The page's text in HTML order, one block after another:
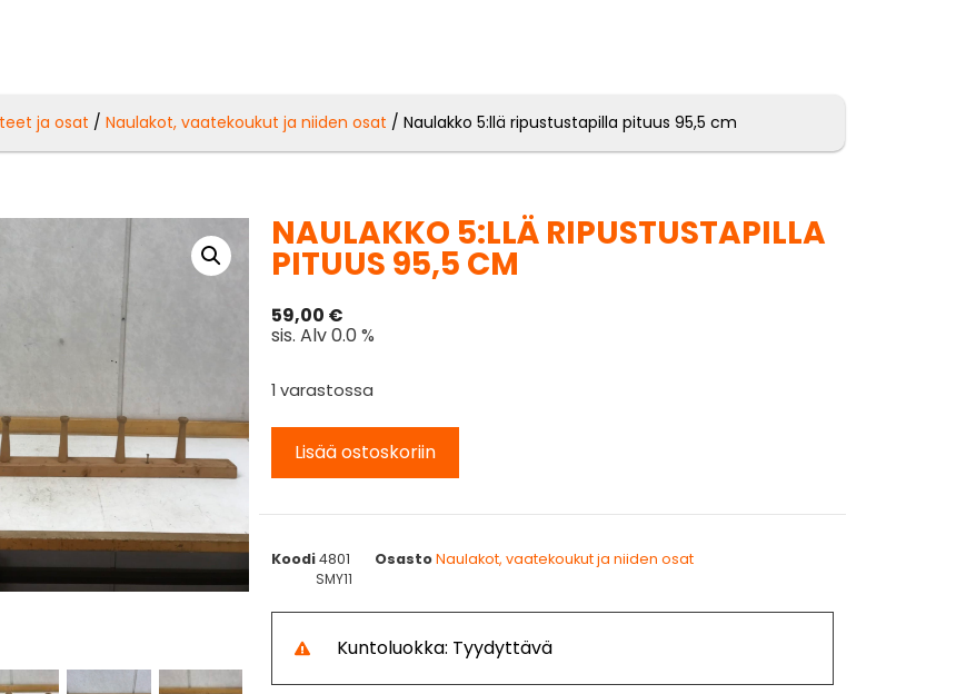
ja osat /Naulakot, vaatekoukut ja niiden osat / Naulakko 5:llä ripustustapilla pituus 95,5 cm
NAULAKKO 5:LLÄ RIPUSTUSTAPILLA
PITUUS 95,5 CM
59,00 €
sis. Alv 0.0 %
1 varastossa
Lisää ostoskoriin
Koodi4801 Osasto Naulakot, vaatekoukut ja niiden osat
SMY11
Kuntoluokka: Tyydyttävä